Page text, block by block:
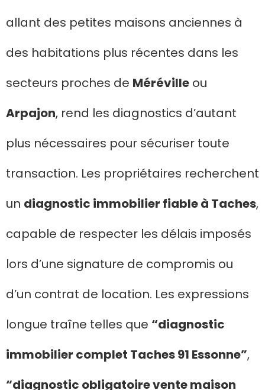
allant des petites maisons anciennes à
des habitations plus récentes dans les
secteurs proches de Méréville ou
Arpajon, rend les diagnostics d’autant
plus nécessaires pour sécuriser toute
transaction. Les propriétaires recherchent
un diagnostic immobilier fiable à Taches,
capable de respecter les délais imposés
lors d’une signature de compromis ou
d’un contrat de location. Les expressions
longue traîne telles que “diagnostic
immobilier complet Taches 91 Essonne”,
“diagnostic obligatoire vente maison